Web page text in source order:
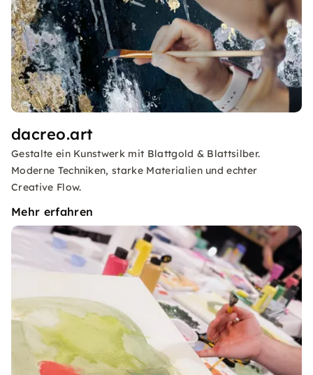
dacreo.art
Gestalte ein Kunstwerk mit Blattgold & Blattsilber.
Moderne Techniken, starke Materialien und echter
Creative Flow.
Mehr erfahren